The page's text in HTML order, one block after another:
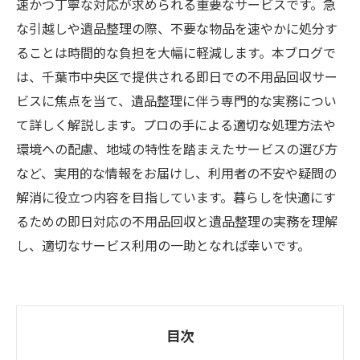
速かつ丁寧な対応が求められる重要なサービスです。急
な引越しや遺品整理の際、不要な物品を速やかに処分す
ることは時間的な負担を大幅に軽減します。本ブログで
は、千葉市中央区で提供される即日での不用品回収サー
ビスに焦点を当て、遺品整理に伴う専門的な実務につい
て詳しく解説します。プロの手による適切な処理方法や
環境への配慮、地域の特性を踏まえたサービスの選び方
など、実用的な情報をお届けし、利用者の不安や疑問の
解消に役立つ内容を目指しています。暮らしを快適にす
るための即日対応の不用品回収と遺品整理の実務を理解
し、適切なサービス利用の一助となれば幸いです。
目次